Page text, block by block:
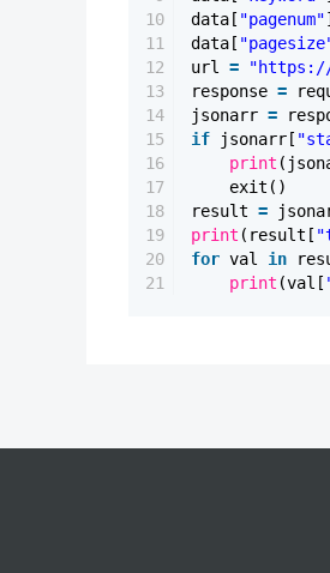
10
11
12
13
14
15
16
17
18
19
20
21
data[ "pagenum"
data[
url =
response =
jsonarr =
if
jsonarr[
print
exit()
result =
print (result[
for val in
print (val[